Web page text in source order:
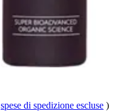
spese di spedizione escluse )